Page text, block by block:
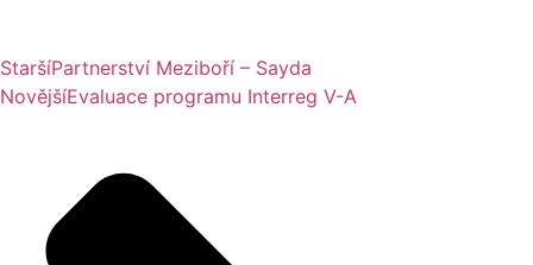
StaršíPartnerství Meziboří – Sayda
NovějšíEvaluace programu Interreg V-A